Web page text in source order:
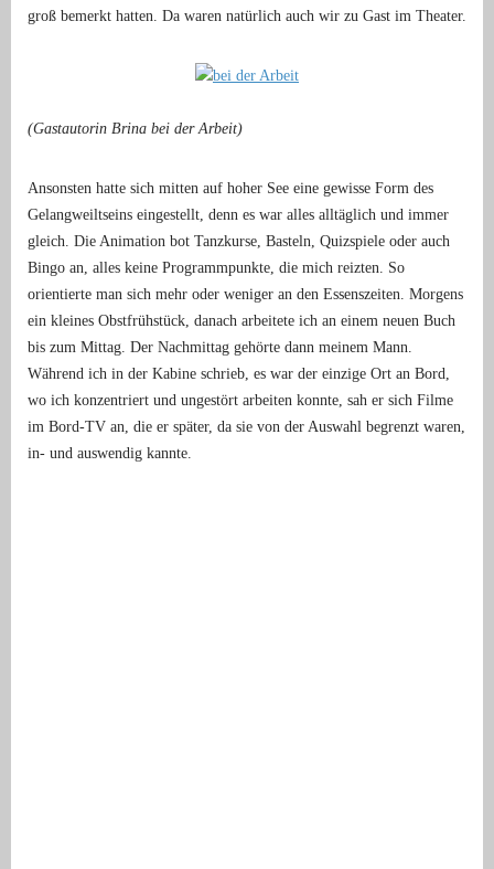
groß bemerkt hatten. Da waren natürlich auch wir zu Gast im Theater.
(Gastautorin Brina bei der Arbeit)
Ansonsten hatte sich mitten auf hoher See eine gewisse Form des
Gelangweiltseins eingestellt, denn es war alles alltäglich und immer
gleich. Die Animation bot Tanzkurse, Basteln, Quizspiele oder auch
Bingo an, alles keine Programmpunkte, die mich reizten. So
orientierte man sich mehr oder weniger an den Essenszeiten. Morgens
ein kleines Obstfrühstück, danach arbeitete ich an einem neuen Buch
bis zum Mittag. Der Nachmittag gehörte dann meinem Mann.
Während ich in der Kabine schrieb, es war der einzige Ort an Bord,
wo ich konzentriert und ungestört arbeiten konnte, sah er sich Filme
im Bord-TV an, die er später, da sie von der Auswahl begrenzt waren,
in- und auswendig kannte.